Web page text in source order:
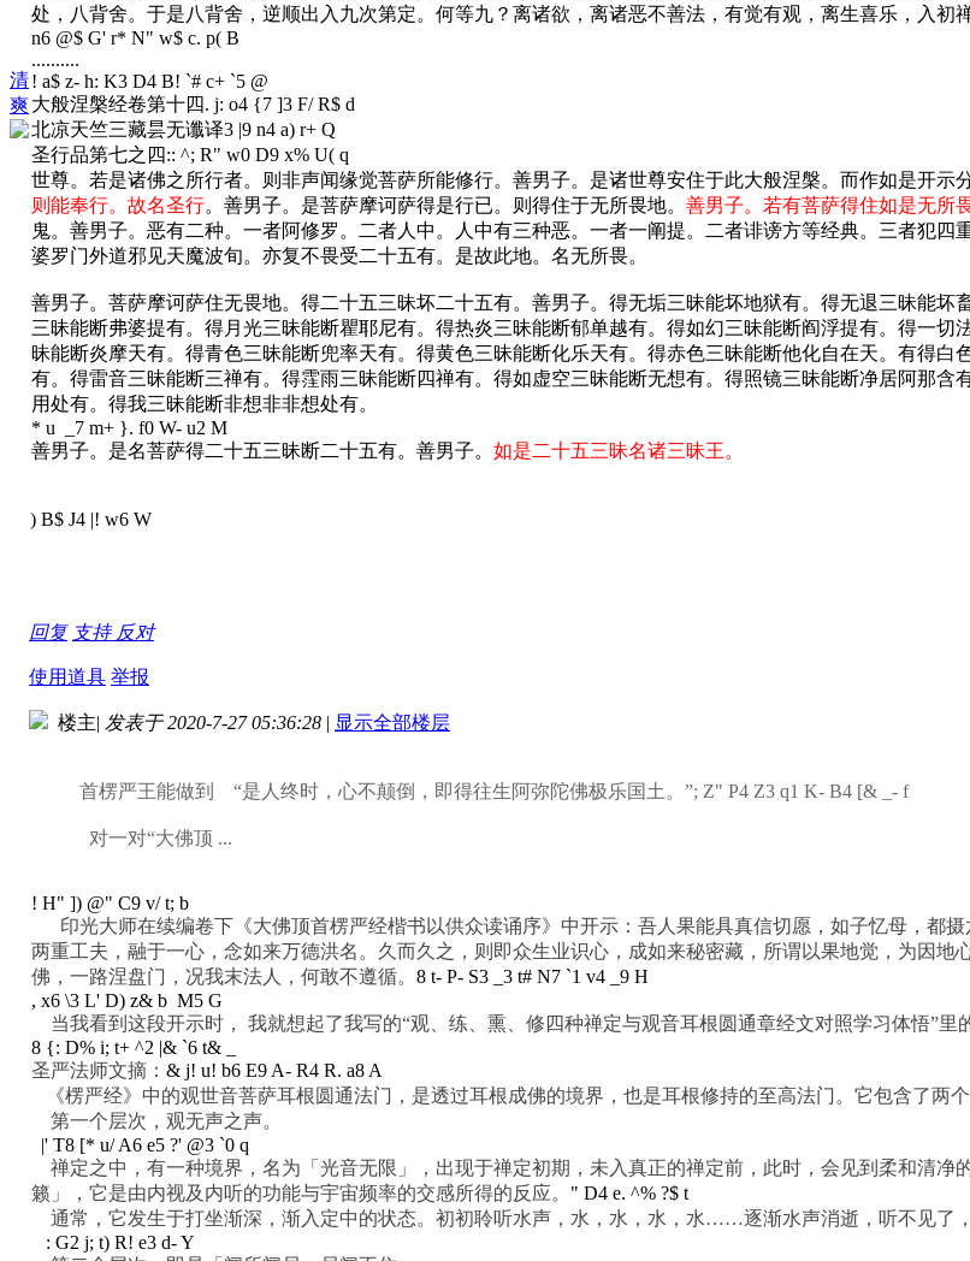
清
爽
处，八背舍。于是八背舍，逆顺出入九次第定。何等九？离诸欲，离诸恶不善法，有觉有观，离生喜乐，入初
n6 @$ G' r* N" w$ c. p( B
..........
! a$ z- h: K3 D4 B! `# c+ `5 @
大般涅槃经卷第十四. j: o4 {7 ]3 F/ R$ d
北凉天竺三藏昙无谶译3 |9 n4 a) r+ Q
圣行品第七之四:: ^; R" w0 D9 x% U( q
世尊。若是诸佛之所行者。则非声闻缘觉菩萨所能修行。善男子。是诸世尊安住于此大般涅槃。而作如是开示
则能奉行。故名圣行。善男子。是菩萨摩诃萨得是行已。则得住于无所畏地。 善男子。若有菩萨得住如是无所
鬼。善男子。恶有二种。一者阿修罗。二者人中。人中有三种恶。一者一阐提。二者诽谤方等经典。三者犯
婆罗门外道邪见天魔波旬。亦复不畏受二十五有。是故此地。名无所畏。
善男子。菩萨摩诃萨住无畏地。得二十五三昧坏二十五有。善男子。得无垢三昧能坏地狱有。得无退三昧能
三昧能断弗婆提有。得月光三昧能断瞿耶尼有。得热炎三昧能断郁单越有。得如幻三昧能断阎浮提有。得一
昧能断炎摩天有。得青色三昧能断兜率天有。得黄色三昧能断化乐天有。得赤色三昧能断他化自在天。有得
有。得雷音三昧能断三禅有。得霔雨三昧能断四禅有。得如虚空三昧能断无想有。得照镜三昧能断净居阿那
用处有。得我三昧能断非想非非想处有。
* u _7 m+ }. f0 W- u2 M
善男子。是名菩萨得二十五三昧断二十五有。善男子。 如是二十五三昧名诸三昧王。
) B$ J4 |! w6 W
回复 支持 反对
使用道具 举报
楼主| 发表于 2020-7-27 05:36:28 | 显示全部楼层
首楞严王能做到 “是人终时，心不颠倒，即得往生阿弥陀佛极乐国土。”; Z" P4 Z3 q1 K- B4 [& _- f
对一对“大佛顶 ...
! H" ]) @" C9 v/ t; b
印光大师在续编卷下《大佛顶首楞严经楷书以供众读诵序》中开示：吾人果能具真信切愿，如子忆母，都
两重工夫，融于一心，念如来万德洪名。久而久之，则即众生业识心，成如来秘密藏，所谓以果地觉，为因
佛，一路涅盘门，况我末法人，何敢不遵循。 8 t- P- S3 _3 t# N7 `1 v4 _9 H
, x6 \3 L' D) z& b M5 G
当我看到这段开示时， 我就想起了我写的“观、练、熏、修四种禅定与观音耳根圆通章经文对照学习体悟”里
8 {: D% i; t+ ^2 |& `6 t& _
圣严法师文摘： & j! u! b6 E9 A- R4 R. a8 A
《楞严经》中的观世音菩萨耳根圆通法门，是透过耳根成佛的境界，也是耳根修持的至高法门。它包含了两个
第一个层次，观无声之声。
|' T8 [* u/ A6 e5 ?' @3 `0 q
禅定之中，有一种境界，名为「光音无限」，出现于禅定初期，未入真正的禅定前，此时，会见到柔和清净
籁」，它是由内视及内听的功能与宇宙频率的交感所得的反应。 " D4 e. ^% ?$ t
通常，它发生于打坐渐深，渐入定中的状态。初初聆听水声，水，水，水，水……逐渐水声消逝，听不见了，
: G2 j; t) R! e3 d- Y